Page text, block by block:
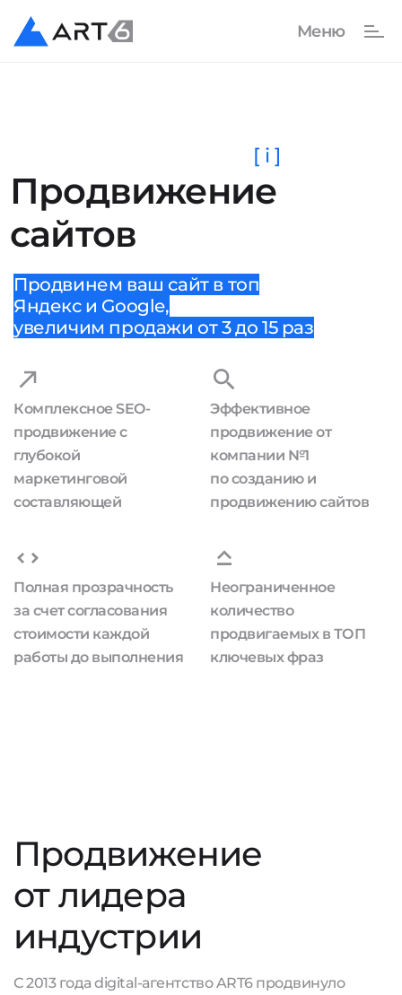
Продвижение
сайтов
[ i ]
Продвинем ваш сайт в топ
Яндекс и Google,
увеличим продажи от 3 до 15 раз
Комплексное SEO-
продвижение с
глубокой
маркетинговой
составляющей
Эффективное
продвижение от
компании №1
по созданию и
продвижению сайтов
Полная прозрачность
за счет согласования
стоимости каждой
работы до выполнения
Неограниченное
количество
продвигаемых в ТОП
ключевых фраз
Продвижение
от лидера
индустрии
С 2013 года digital-агентство ART6 продвинуло